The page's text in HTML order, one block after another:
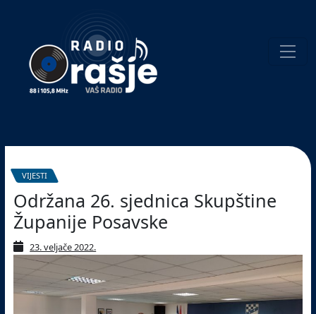
website!
VIJESTI
Održana 26. sjednica Skupštine
Županije Posavske
23. veljače 2022.